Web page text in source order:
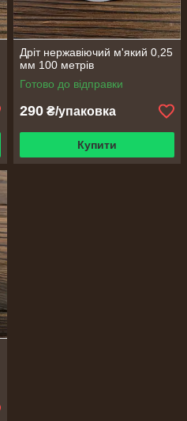
Дріт нержавіючий м'який 0,25
мм 100 метрів
Готово до відправки
290 ₴/упаковка
Купити